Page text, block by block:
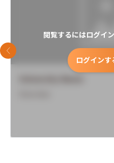
閲覧するにはログイ
ログインす
前のスライド